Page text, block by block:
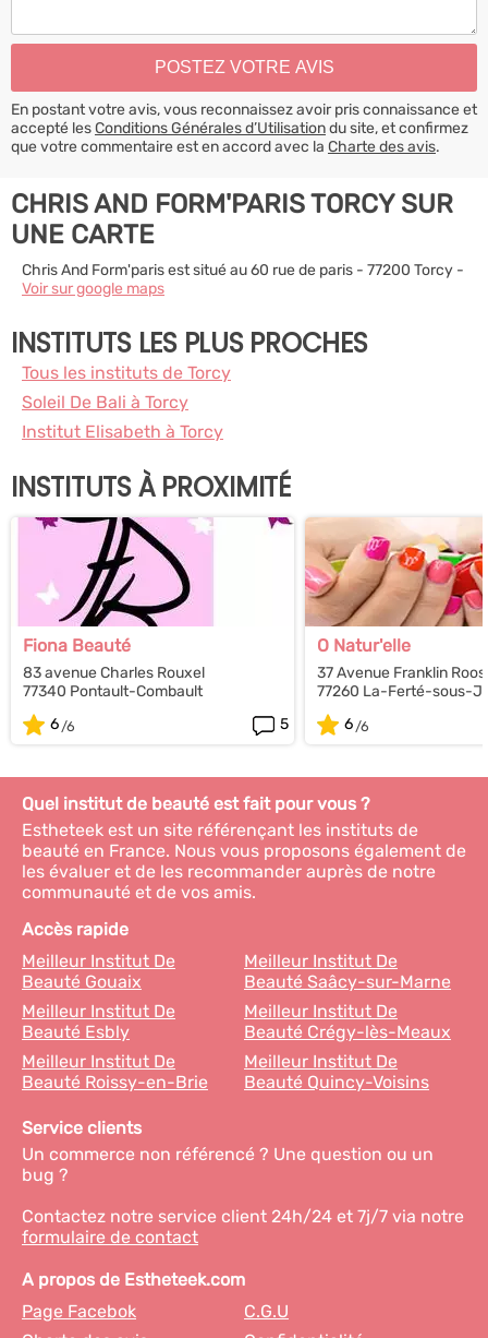
En postant votre avis, vous reconnaissez avoir pris connaissance et
accepté lesConditions Générales d’Utilisationdu site, et confirmez
que votre commentaire est en accord avec la Charte des avis.
CHRIS AND FORM'PARIS TORCY SUR
UNE CARTE
Chris And Form'paris est situé au 60 rue de paris - 77200 Torcy -
Voir sur google maps
INSTITUTS LES PLUS PROCHES
Tous les instituts de Torcy
Soleil De Bali à Torcy
Institut Elisabeth à Torcy
INSTITUTS À PROXIMITÉ
Fiona Beauté
83 avenue Charles Rouxel
77340 Pontault-Combault
6
5
O Natur'elle
37 Avenue Franklin
77260 La-Ferté-sous-
6
Quel institut de beauté est fait pour vous ?
Estheteek est un site référençant les instituts de
beauté en France. Nous vous proposons également de
les évaluer et de les recommander auprès de notre
communauté et de vos amis.
Accès rapide
Meilleur Institut De
Beauté Gouaix
Meilleur Institut De
Beauté Saâcy-sur-Marne
Meilleur Institut De
Beauté Esbly
Meilleur Institut De
Beauté Crégy-lès-Meaux
Meilleur Institut De
Beauté Roissy-en-Brie
Meilleur Institut De
Beauté Quincy-Voisins
Service clients
Un commerce non référencé ? Une question ou un
bug ?
Contactez notre service client 24h/24 et 7j/7 via notre
formulaire de contact
A propos de Estheteek.com
Page Facebok
C.G.U